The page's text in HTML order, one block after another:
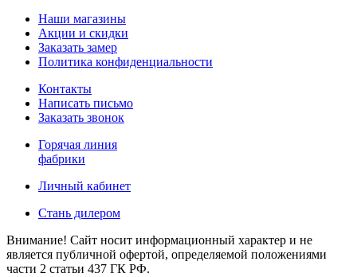
Наши магазины
Акции и скидки
Заказать замер
Политика конфиденциальности
Контакты
Написать письмо
Заказать звонок
Горячая линия
фабрики
Личный кабинет
Стань дилером
Внимание! Сайт носит информационный характер и не
является публичной офертой, определяемой положениями
части 2 статьи 437 ГК РФ.